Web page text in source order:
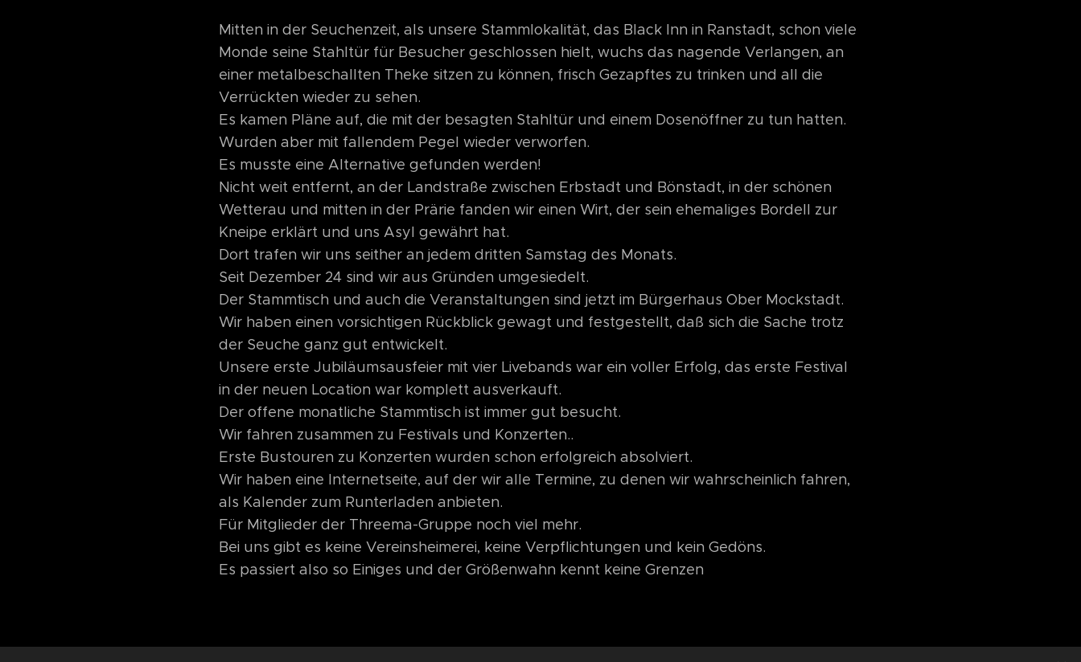
Mitten in der Seuchenzeit, als unsere Stammlokalität, das Black Inn in Ranstadt, schon viele
Monde seine Stahltür für Besucher geschlossen hielt, wuchs das nagende Verlangen, an
einer metalbeschallten Theke sitzen zu können, frisch Gezapftes zu trinken und all die
Verrückten wieder zu sehen.
Es kamen Pläne auf, die mit der besagten Stahltür und einem Dosenöffner zu tun hatten.
Wurden aber mit fallendem Pegel wieder verworfen.
Es musste eine Alternative gefunden werden!
Nicht weit entfernt, an der Landstraße zwischen Erbstadt und Bönstadt, in der schönen
Wetterau und mitten in der Prärie fanden wir einen Wirt, der sein ehemaliges Bordell zur
Kneipe erklärt und uns Asyl gewährt hat.
Dort trafen wir uns seither an jedem dritten Samstag des Monats.
Seit Dezember 24 sind wir aus Gründen umgesiedelt.
Der Stammtisch und auch die Veranstaltungen sind jetzt im Bürgerhaus Ober Mockstadt.
Wir haben einen vorsichtigen Rückblick gewagt und festgestellt, daß sich die Sache trotz
der Seuche ganz gut entwickelt.
Unsere erste Jubiläumsausfeier mit vier Livebands war ein voller Erfolg, das erste Festival
in der neuen Location war komplett ausverkauft.
Der offene monatliche Stammtisch ist immer gut besucht.
Wir fahren zusammen zu Festivals und Konzerten..
Erste Bustouren zu Konzerten wurden schon erfolgreich absolviert.
Wir haben eine Internetseite, auf der wir alle Termine, zu denen wir wahrscheinlich fahren,
als Kalender zum Runterladen anbieten.
Für Mitglieder der Threema-Gruppe noch viel mehr.
Bei uns gibt es keine Vereinsheimerei, keine Verpflichtungen und kein Gedöns.
Es passiert also so Einiges und der Größenwahn kennt keine Grenzen 🤘